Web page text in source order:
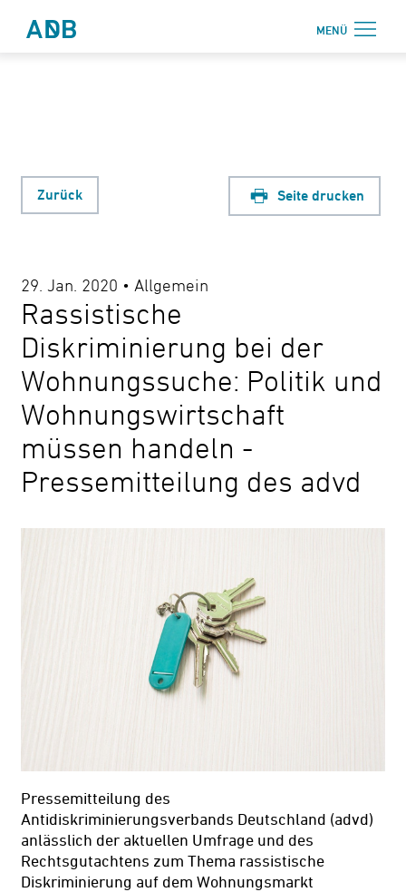
MENÜ
Beratung
Weiterbildung
Kontakt
Schrift
Zurück Seite drucken
29. Jan. 2020 • Allgemein
Rassistische
Diskriminierung bei der
Wohnungssuche: Politik und
Wohnungswirtschaft
müssen handeln -
Pressemitteilung des advd
Pressemitteilung des
Antidiskriminierungsverbands Deutschland (advd)
anlässlich der aktuellen Umfrage und des
Rechtsgutachtens zum Thema rassistische
Diskriminierung auf dem Wohnungsmarkt